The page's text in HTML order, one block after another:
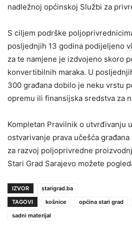
nadležnoj općinskoj Službi za
S ciljem podrške
posljednjih 13 godina podijeljeno
za te namjene je izdvojeno skoro
konvertibilnih maraka. U
300 građana dobilo je neku vrstu
opremu ili finansijska sredstva za
Kompletan Pravilnik o utvrđivanju
ostvarivanje prava učešća
za razvoj poljoprivredne
Stari Grad Sarajevo možete
IZVOR
starigrad.ba
TAGOVI
košnice općina stari grad
sadni materijal